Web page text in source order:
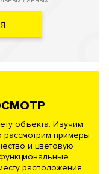
объекта. Изучим
рассмотрим примеры
и цветовую
расположения.